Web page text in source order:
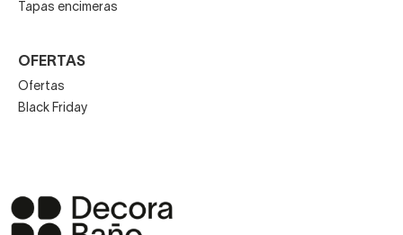
Tapas encimeras
OFERTAS
Ofertas
Black Friday